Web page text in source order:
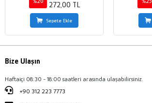
272,00 TL
Sepete Ekle
Bize Ulaşın
Haftaiçi 08:30 - 18:00 saatleri arasında ulaşabilirsiniz.
+90 312 223 7773